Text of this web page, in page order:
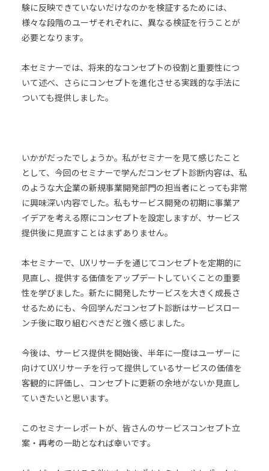
験に反映できていないだけなのかを検証するためには、
様々な段階のユーザそれぞれに、異なる検証を行うことが
必要となります。
本セミナーでは、将来的なコンセプトの役割と重要性につ
いて述べ、さらにコンセプトを進化させる実践的な手法に
ついても提供しました。
いかがだったでしょうか。私がセミナーを見て感じたこと
として、今回のセミナーで学んだコンセプト診断内容は、私
のような大企業の新規事業開発部門の担当者にとっても非常
に興味深い内容でした。私もサービス開発の初期に事業ア
イデアを考える際にコンセプトを設定しますが、サービス
提供後に見直すことはまずありません。
本セミナーで、UXリサーチを通じてコンセプトを定期的に
見直し、提供する価値をアップデートしていくことの重要
性を学びました。新たに開発したサービスを大きく成長さ
せるためにも、今回学んだコンセプト診断はサービスロー
ンチ後に取り組むべきだと強く感じました。
今後は、サービス提供を開始後、半年に一度はユーザーに
向けてUXリサーチを行って提供しているサービスの価値を
客観的に評価し、コンセプトに更新の余地がないか見直し
ていきたいと思います。
このセミナーレポートが、皆さんのサービスコンセプト立
案・再考の一助となれば幸いです。